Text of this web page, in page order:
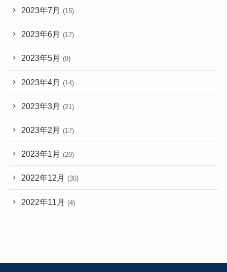
2023年7月 (15)
2023年6月 (17)
2023年5月 (9)
2023年4月 (14)
2023年3月 (21)
2023年2月 (17)
2023年1月 (20)
2022年12月 (30)
2022年11月 (4)